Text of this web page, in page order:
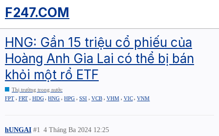
F247.COM
HNG: Gần 15 triệu cổ phiếu của
Hoàng Anh Gia Lai có thể bị bán
khỏi một rổ ETF
Thị trường trong nước
FPT
FRT HDG ,HNG ,HPG ,SSI VCB VHM VIC ,VNM
hUNGAI 4 Tháng Ba 2024 12:25
#1